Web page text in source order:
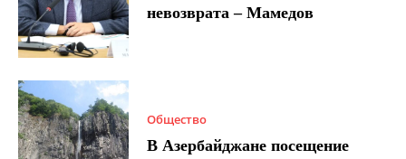
невозврата – Мамедов
Общество
В Азербайджане посещение